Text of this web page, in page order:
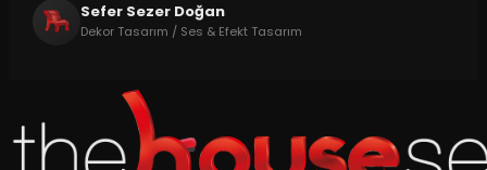
Sefer Sezer Doğan
Dekor Tasarım / Ses & Efekt Tasarım